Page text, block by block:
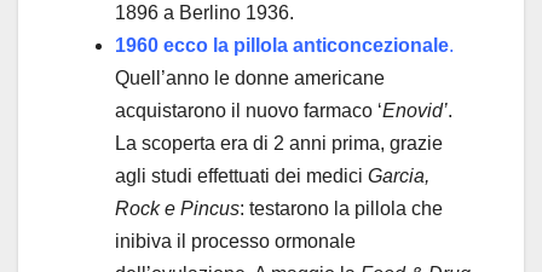
1896 a Berlino 1936.
1960 ecco la pillola anticoncezionale.
Quell’anno le donne americane
acquistarono il nuovo farmaco ‘Enovid’.
La scoperta era di 2 anni prima, grazie
agli studi effettuati dei medici Garcia,
Rock e Pincus: testarono la pillola che
inibiva il processo ormonale